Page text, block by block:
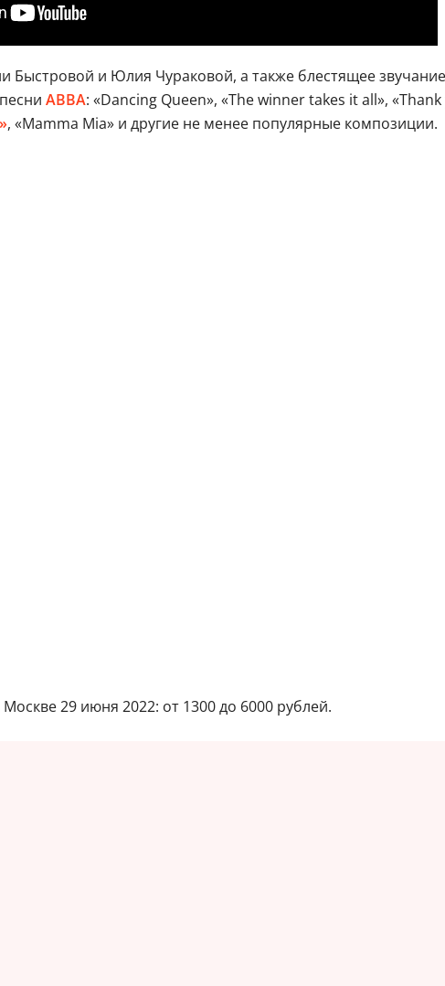
Быстровой и Юлия Чураковой, а также блестящее
ABBA: «Dancing Queen», «The winner takes it all»,
, «Mamma Mia» и другие не менее популярные композиции.
29 июня 2022: от 1300 до 6000 рублей.